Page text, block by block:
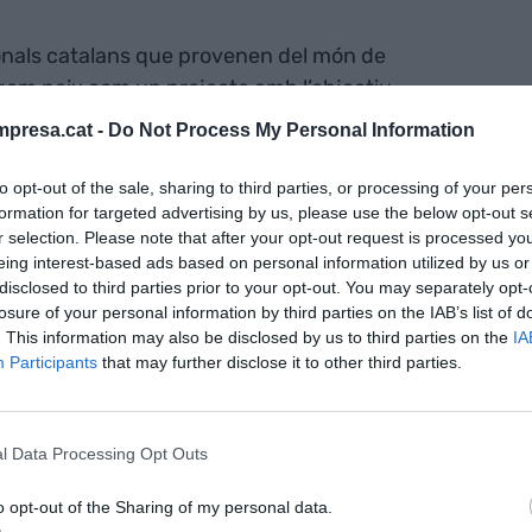
- Do Not Process My Personal Information
opt-out of the sale, sharing to third parties, or processing of your
for targeted advertising by us, please use the below opt-out
selection. Please note that after your opt-out request is processed
interest-based ads based on personal information utilized by us
to third parties prior to your opt-out. You may separately
of your personal information by third parties on the IAB’s list of
This information may also be disclosed by us to third parties on the
Participants that may further disclose it to other third parties.
Data Processing Opt Outs
opt-out of the Sharing of my personal data.
catalans que provenen del món de
neix com un projecte amb l’objectiu
per “afavorir la vida quotidiana a espais
la biodiversitat i la salut i el benestar de les
les seves cocreadores, la investigadora del
Forestals(CREAF) i professora
de Barcelona(UAB),Mariona Ferrandiz.
digital per reivindicar la natura: el cas
Angelats i la UAB